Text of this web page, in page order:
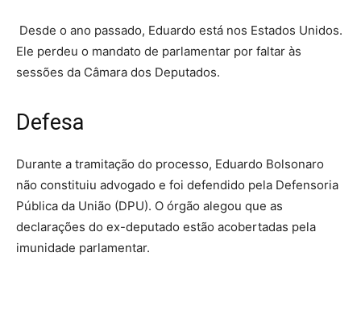
Desde o ano passado, Eduardo está nos Estados Unidos.
Ele perdeu o mandato de parlamentar por faltar às
sessões da Câmara dos Deputados.
Defesa
Durante a tramitação do processo, Eduardo Bolsonaro
não constituiu advogado e foi defendido pela Defensoria
Pública da União (DPU). O órgão alegou que as
declarações do ex-deputado estão acobertadas pela
imunidade parlamentar.